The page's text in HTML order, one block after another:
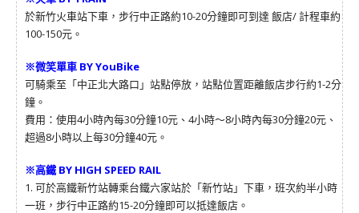
於新竹火車站下車，步行中正路約10-20分鐘即可到達 飯店/ 計程車約
100-150元。
※微笑單車 BY YouBike
可騎乘至「中正北大路口」站點停放，站點位置距離飯店步行約1-2分
鐘。
費用：使用4小時內每30分鐘10元、4小時～8小時內每30分鐘20元、
超過8小時以上每30分鐘40元。
※高鐵 BY HIGH SPEED RAIL
1. 可於高鐵新竹站轉乘台鐵六家站於「新竹站」下車，班次約半小時
一班，步行中正路約15-20分鐘即可以抵達飯店。